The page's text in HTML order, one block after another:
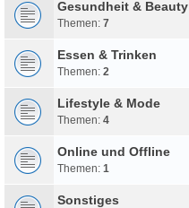
Gesundheit & Beauty
Themen: 7
Essen & Trinken
Themen: 2
Lifestyle & Mode
Themen: 4
Online und Offline
Themen: 1
Sonstiges